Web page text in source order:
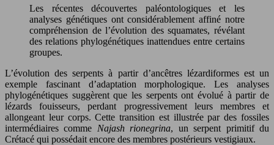
Les récentes découvertes paléontologiques et les
analyses génétiques ont considérablement affiné notre
compréhension de l’évolution des squamates, révélant
des relations phylogénétiques inattendues entre certains
groupes.
L’évolution des serpents à partir d’ancêtres lézardiformes est un
exemple fascinant d’adaptation morphologique. Les analyses
phylogénétiques suggèrent que les serpents ont évolué à partir de
lézards fouisseurs, perdant progressivement leurs membres et
allongeant leur corps. Cette transition est illustrée par des fossiles
intermédiaires comme Najash rionegrina, un serpent primitif du
Crétacé qui possédait encore des membres postérieurs vestigiaux.